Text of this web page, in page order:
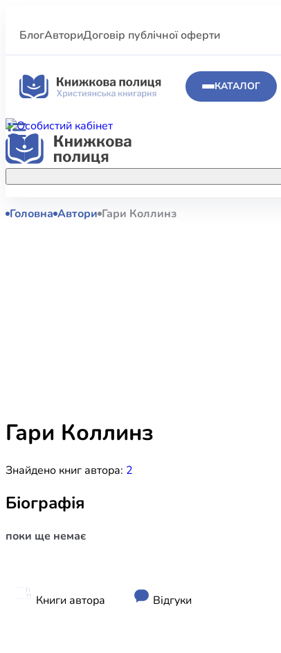
БлогАвториДоговір публічної оферти
КАТАЛОГ
Акційні пропозиції
полиці.
Головна Автори Гари Коллинз
Гари Коллинз
Знайдено книг автора: 2
Біографія
поки ще немає
Книги автора Відгуки